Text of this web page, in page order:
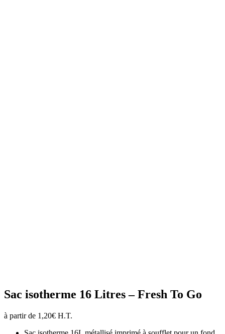
Sac isotherme 16 Litres – Fresh To Go
à partir de 1,20€ H.T.